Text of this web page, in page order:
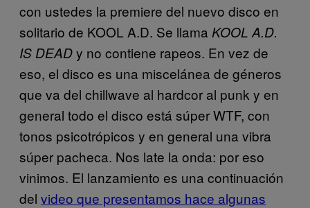
con ustedes la premiere del nuevo disco en
solitario de KOOL A.D. Se llama KOOL A.D.
IS DEADy no contiene rapeos. En vez de
eso, el disco es una miscelánea de géneros
que va del chillwave al hardcor al punk y en
general todo el disco está súper WTF, con
tonos psicotrópicos y en general una vibra
súper pacheca. Nos late la onda: por eso
vinimos. El lanzamiento es una continuación
del video que presentamos hace algunas